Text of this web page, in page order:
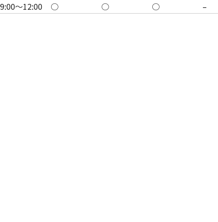
9:00～12:00
○ ○ ○ –